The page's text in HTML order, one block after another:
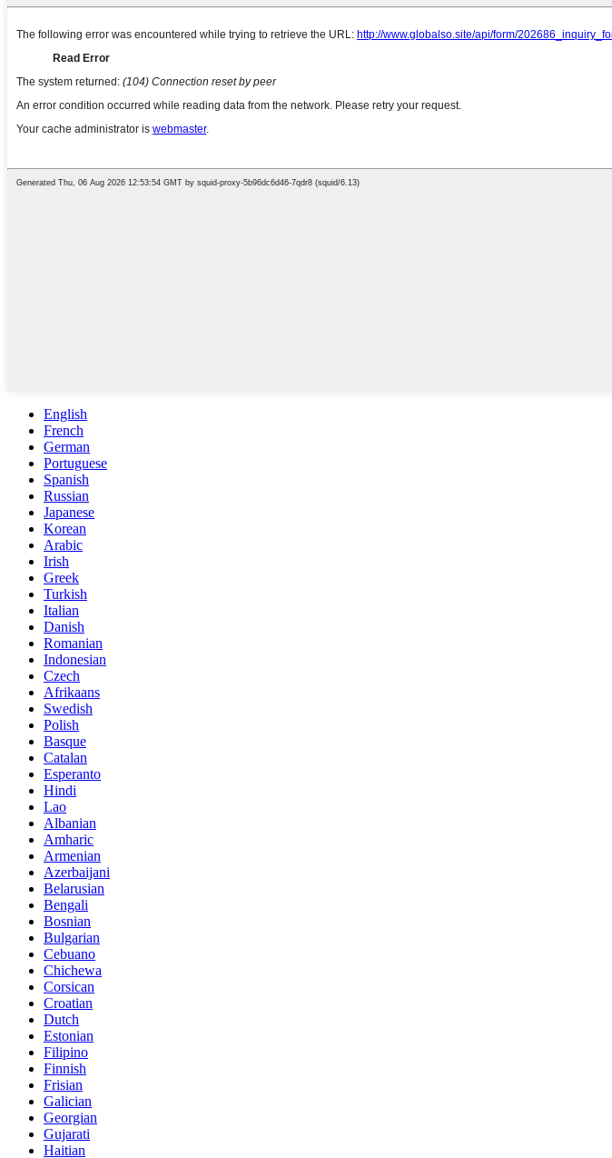
English
French
German
Portuguese
Spanish
Russian
Japanese
Korean
Arabic
Irish
Greek
Turkish
Italian
Danish
Romanian
Indonesian
Czech
Afrikaans
Swedish
Polish
Basque
Catalan
Esperanto
Hindi
Lao
Albanian
Amharic
Armenian
Azerbaijani
Belarusian
Bengali
Bosnian
Bulgarian
Cebuano
Chichewa
Corsican
Croatian
Dutch
Estonian
Filipino
Finnish
Frisian
Galician
Georgian
Gujarati
Haitian